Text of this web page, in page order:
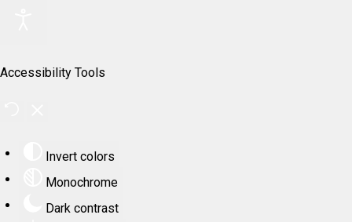
Accessibility Tools
Invert colors
Monochrome
Dark contrast